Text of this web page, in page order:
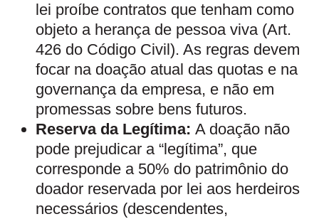
lei proíbe contratos que tenham como
objeto a herança de pessoa viva (Art.
426 do Código Civil). As regras devem
focar na doação atual das quotas e na
governança da empresa, e não em
promessas sobre bens futuros.
Reserva da Legítima: A doação não
pode prejudicar a “legítima”, que
corresponde a 50% do patrimônio do
doador reservada por lei aos herdeiros
necessários (descendentes,